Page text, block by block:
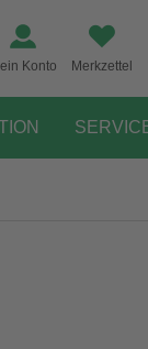
Konto Merkzettel